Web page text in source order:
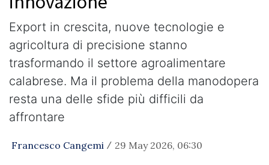
Export in crescita, nuove tecnologie e
agricoltura di precisione stanno
trasformando il settore agroalimentare
calabrese. Ma il problema della manodopera
resta una delle sfide più difficili da
affrontare
Francesco Cangemi / 29 May 2026, 06:30